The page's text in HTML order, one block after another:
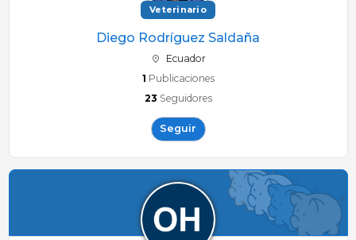
Veterinario
Diego Rodríguez Saldaña
Ecuador
1 Publicaciones
23 Seguidores
Seguir